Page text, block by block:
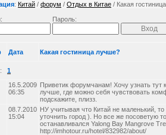
: Китай / форум / Отдых в Китае / Какая
Пароль:
Дата Какая гостиница лучше?
: 1
16.5.2009
06:35
Приветик форумчанам! Хочу узнать тут
лучше, где можно себя чувствовать
подскажите, плизз.
08.7.2010
15:04
НУ учитывая что Китай не маленький,
уточнить город ). Но все же посоветую
останавливался Yalong Bay Mangrove
http://imhotour.ru/hotel/832982/about/